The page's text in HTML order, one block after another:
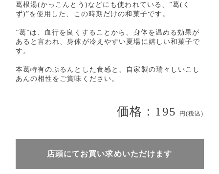
葛根湯(かっこんとう)などにも使われている、”葛(く
ず)”を使用した、この時期だけの和菓子です。
”葛”は、血行を良くすることから、身体を温める効果が
あると言われ、身体が冷えやすい夏場に嬉しい和菓子で
す。
本葛特有のぷるんとした食感と、自家製の瑞々しいこし
あんの相性をご賞味ください。
価格：195 円(税込)
店頭にてお買い求めいただけます